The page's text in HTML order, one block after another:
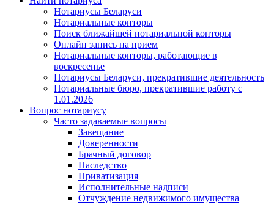
Нотариусы Беларуси
Нотариальные конторы
Поиск ближайшей нотариальной конторы
Онлайн запись на прием
Нотариальные конторы, работающие в
воскресенье
Нотариусы Беларуси, прекратившие деятельность
Нотариальные бюро, прекратившие работу с
1.01.2026
Вопрос нотариусу
Часто задаваемые вопросы
Завещание
Доверенности
Брачный договор
Наследство
Приватизация
Исполнительные надписи
Отчуждение недвижимого имущества